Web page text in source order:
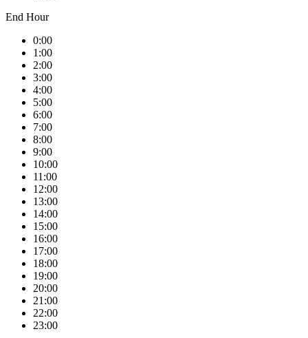
End Hour
0:00
1:00
2:00
3:00
4:00
5:00
6:00
7:00
8:00
9:00
10:00
11:00
12:00
13:00
14:00
15:00
16:00
17:00
18:00
19:00
20:00
21:00
22:00
23:00